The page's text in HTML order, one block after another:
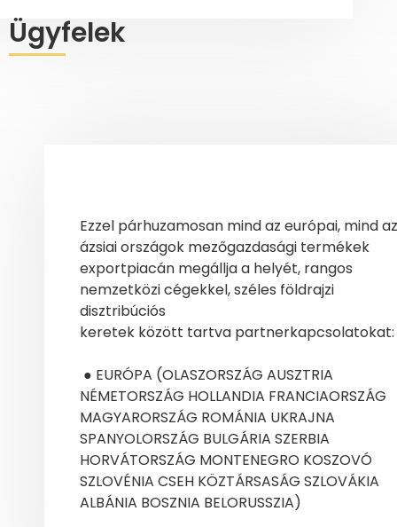
Ügyfelek
Ezzel párhuzamosan mind az európai, mind az
ázsiai országok mezőgazdasági termékek
exportpiacán megállja a helyét, rangos
nemzetközi cégekkel, széles földrajzi
disztribúciós
keretek között tartva partnerkapcsolatokat:
● EURÓPA (OLASZORSZÁG AUSZTRIA
NÉMETORSZÁG HOLLANDIA FRANCIAORSZÁG
MAGYARORSZÁG ROMÁNIA UKRAJNA
SPANYOLORSZÁG BULGÁRIA SZERBIA
HORVÁTORSZÁG MONTENEGRO KOSZOVÓ
SZLOVÉNIA CSEH KÖZTÁRSASÁG SZLOVÁKIA
ALBÁNIA BOSZNIA BELORUSSZIA)